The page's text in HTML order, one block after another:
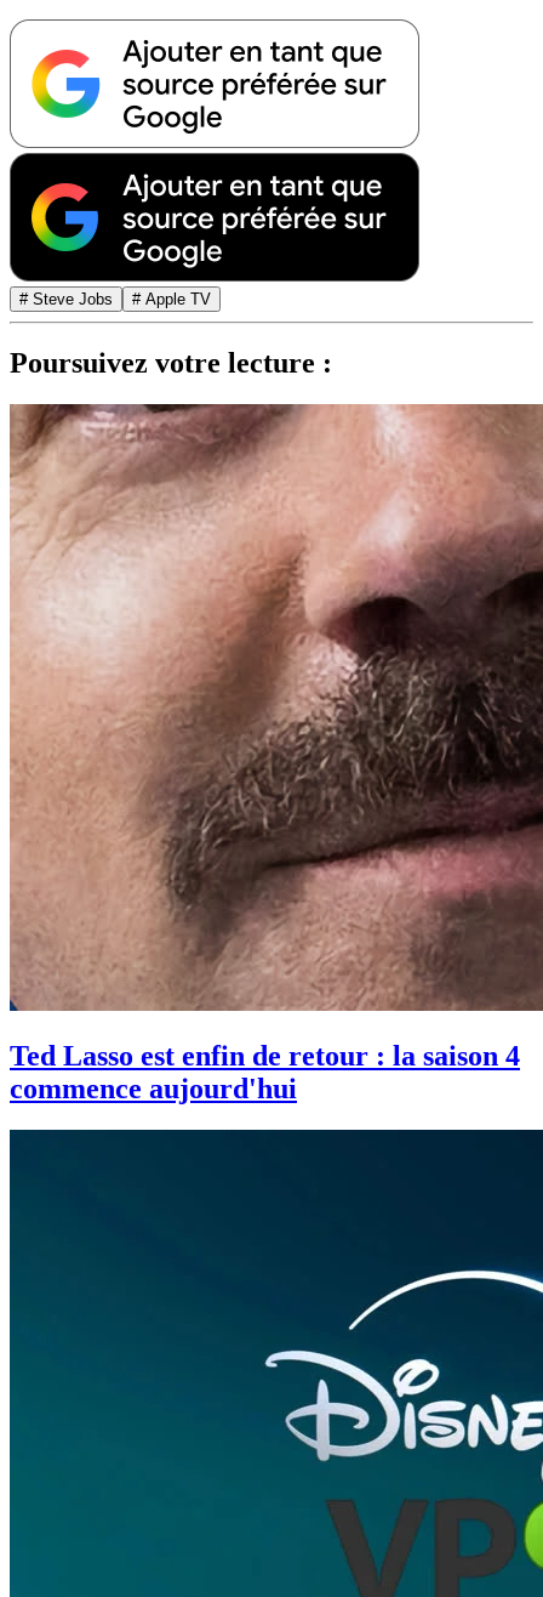
# Steve Jobs # Apple TV
Poursuivez votre lecture :
Ted Lasso est enfin de retour : la saison 4
commence aujourd'hui